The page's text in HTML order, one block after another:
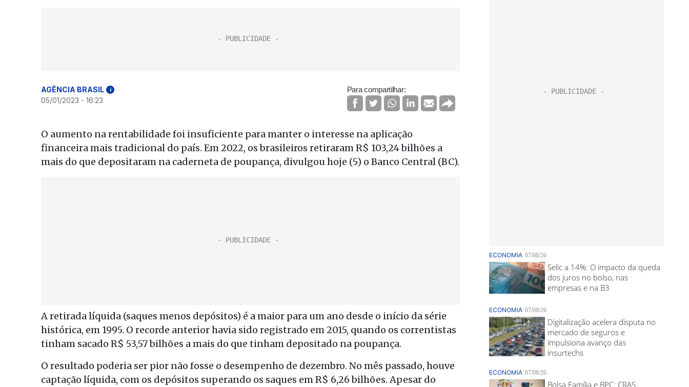
AGÊNCIA BRASIL i
05/01/2023 - 16:23
Para compartilhar:
O aumento na rentabilidade foi insuficiente para manter o interesse na aplicação
financeira mais tradicional do país. Em 2022, os brasileiros retiraram R$ 103,24 bilhões a
mais do que depositaram na caderneta de poupança, divulgou hoje (5) o Banco Central (BC).
A retirada líquida (saques menos depósitos) é a maior para um ano desde o início da série
histórica, em 1995. O recorde anterior havia sido registrado em 2015, quando os correntistas
tinham sacado R$ 53,57 bilhões a mais do que tinham depositado na poupança.
O resultado poderia ser pior não fosse o desempenho de dezembro. No mês passado, houve
captação líquida, com os depósitos superando os saques em R$ 6,26 bilhões. Apesar do